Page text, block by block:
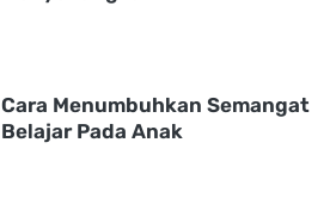
Cara Menumbuhkan Semangat
Belajar Pada Anak